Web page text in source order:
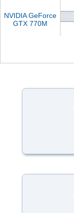
NVIDIA GeForce
GTX 770M